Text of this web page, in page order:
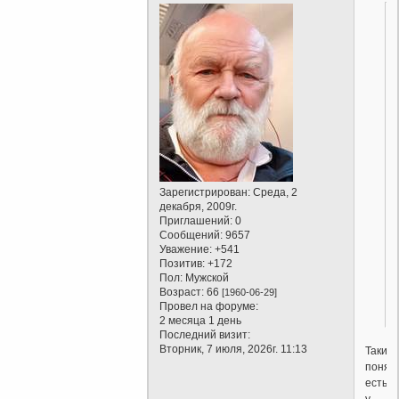
Зарегистрирован: Среда, 2
декабря, 2009г.
Приглашений: 0
Сообщений: 9657
Уважение: +541
Позитив: +172
Пол: Мужской
Возраст: 66[1960-06-29]
Провел на форуме:
2 месяца 1 день
Последний визит:
Вторник, 7 июля, 2026г. 11:13
Такие
есть